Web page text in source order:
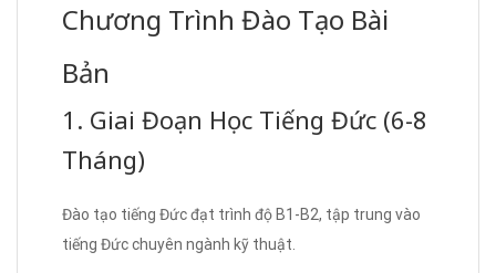
Chương Trình Đào Tạo Bài
Bản
1. Giai Đoạn Học Tiếng Đức (6-8
Tháng)
Đào tạo tiếng Đức đạt trình độ B1-B2, tập trung vào
tiếng Đức chuyên ngành kỹ thuật.